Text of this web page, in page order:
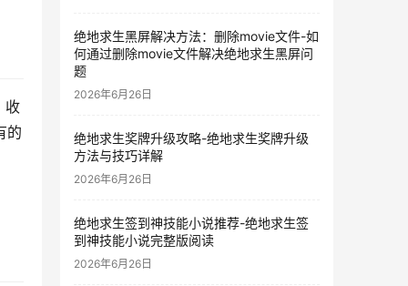
收
的
绝地求生黑屏解决方法：删除movie文件-如
何通过删除movie文件解决绝地求生黑屏问
题
2026年6月26日
绝地求生奖牌升级攻略-绝地求生奖牌升级
方法与技巧详解
2026年6月26日
绝地求生签到神技能小说推荐-绝地求生签
到神技能小说完整版阅读
2026年6月26日